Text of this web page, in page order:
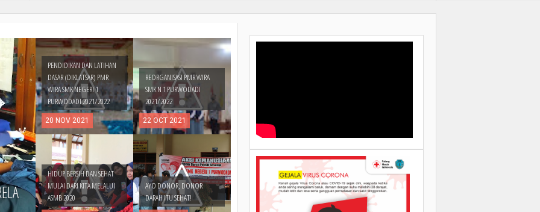
PENDIDIKAN DAN LATIHAN
DASAR (DIKLATSAR) PMR
WIRA SMK NEGERI 1
PURWODADI 2021/2022
20 NOV 2021
REORGANISASI PMR WIRA
SMK N 1 PURWODADI
2021/2022
22 OCT 2021
HIDUP BERSIH DAN SEHAT
MULAI DARI KITA MELALUI
ASMB 2020
AYO DONOR, DONOR
DARAH ITU SEHAT!